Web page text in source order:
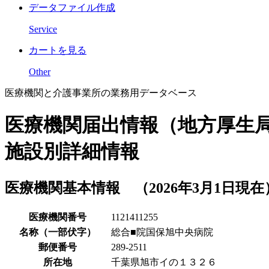
データファイル作成
Service
カートを見る
Other
医療機関と介護事業所の業務用データベース
医療機関届出情報（地方厚生
施設別詳細情報
医療機関基本情報 （2026年3月1日現在
医療機関番号
1121411255
名称（一部伏字）
総合■院国保旭中央病院
郵便番号
289-2511
所在地
千葉県旭市イの１３２６